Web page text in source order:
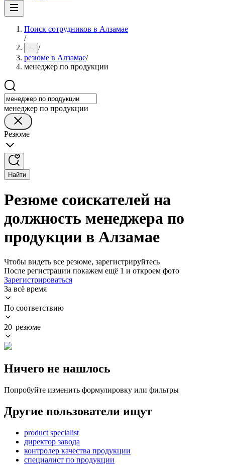
Поиск сотрудников в Алзамае
/
... /
резюме в Алзамае/
менеджер по продукции
менеджер по продукции
Резюме
Найти
Резюме соискателей на
должность менеджера по
продукции в Алзамае
Чтобы видеть все резюме, зарегистрируйтесь
После регистрации покажем ещё 1 и откроем фото
Зарегистрироваться
За всё время
По соответствию
20 резюме
Ничего не нашлось
Попробуйте изменить формулировку или фильтры
Другие пользователи ищут
product specialist
директор завода
контролер качества продукции
специалист по продукции